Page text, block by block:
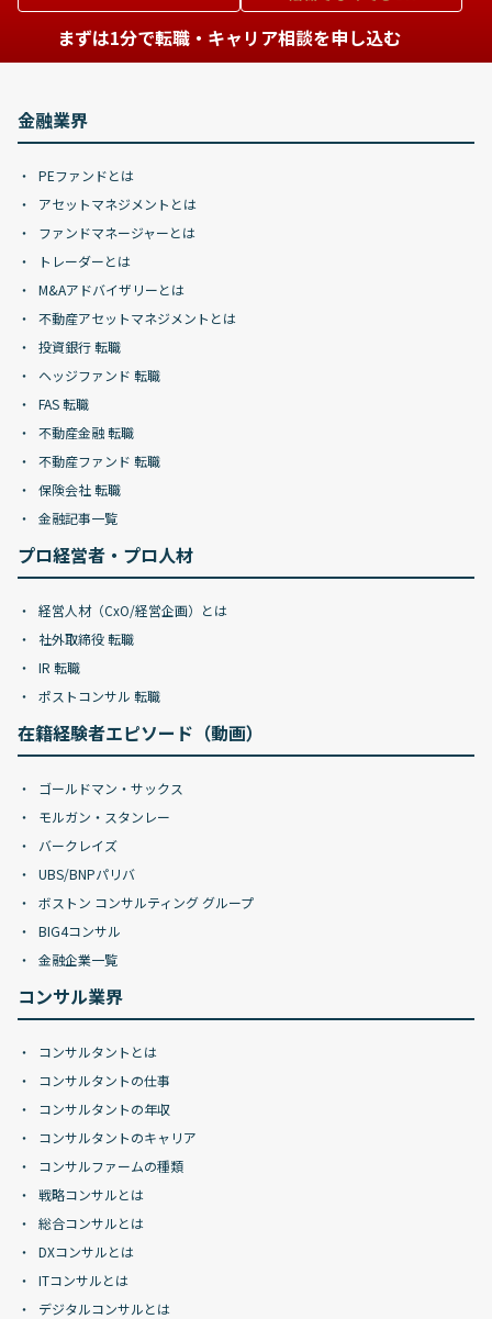
まずは1分で転職・キャリア相談を申し込む
金融業界
PEファンドとは
アセットマネジメントとは
ファンドマネージャーとは
トレーダーとは
M&Aアドバイザリーとは
不動産アセットマネジメントとは
投資銀行 転職
ヘッジファンド 転職
FAS 転職
不動産金融 転職
不動産ファンド 転職
保険会社 転職
金融記事一覧
プロ経営者・プロ人材
経営人材（CxO/経営企画）とは
社外取締役 転職
IR 転職
ポストコンサル 転職
在籍経験者エピソード（動画）
ゴールドマン・サックス
モルガン・スタンレー
バークレイズ
UBS/BNPパリバ
ボストン コンサルティング グループ
BIG4コンサル
金融企業一覧
コンサル業界
コンサルタントとは
コンサルタントの仕事
コンサルタントの年収
コンサルタントのキャリア
コンサルファームの種類
戦略コンサルとは
総合コンサルとは
DXコンサルとは
ITコンサルとは
デジタルコンサルとは